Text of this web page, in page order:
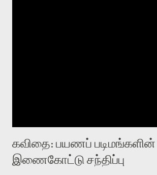
கவிதை: பயணப் படிமங்களின்
இணைகோட்டு சந்திப்பு